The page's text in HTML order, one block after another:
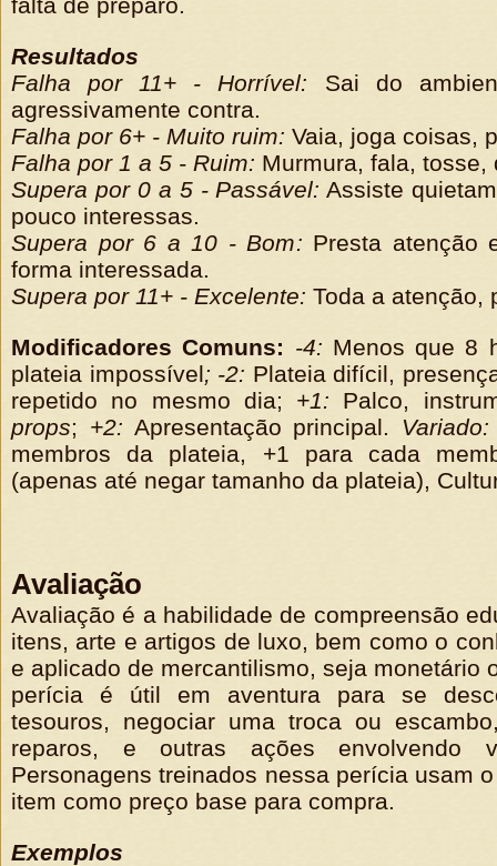
Resultados
Falha por 11+ - Horrível: Sai do
agressivamente contra.
Falha por 6+ - Muito ruim: Vaia, joga coisas,
Falha por 1 a 5 - Ruim: Murmura, fala, tosse,
Supera por 0 a 5 - Passável: Assiste
pouco interessas.
Supera por 6 a 10 - Bom: Presta atenção
forma interessada.
Supera por 11+ - Excelente: Toda a atenção,
Modificadores Comuns: -4: Menos que 8
plateia impossível; -2: Plateia difícil,
repetido no mesmo dia; +1: Palco,
props; +2: Apresentação principal. Variado:
membros da plateia, +1 para cada
(apenas até negar tamanho da plateia),
Avaliação
Avaliação é a habilidade de compreensão
itens, arte e artigos de luxo, bem como o
e aplicado de mercantilismo, seja monetário
perícia é útil em aventura para se
tesouros, negociar uma troca ou
reparos, e outras ações envolvendo
Personagens treinados nessa perícia usam
item como preço base para compra.
Exemplos